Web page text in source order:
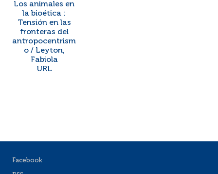
Los animales en
la bioética :
Tensión en las
fronteras del
antropocentrism
o / Leyton,
Fabiola
URL
Facebook